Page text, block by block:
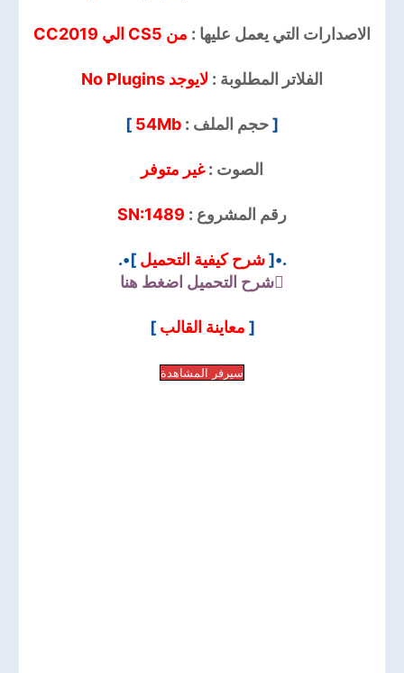
الاصدارات التي يعمل عليها : من CS5 الي CC2019
الفلاتر المطلوبة : لايوجد No Plugins
[حجم الملف : 54Mb
]
الصوت :غير متوفر
رقم المشروع : SN:1489
.•[شرح كيفية التحميل ]•.
شرح التحميل اضغط هنا
[ معاينة القالب]
سيرفر المشاهدة